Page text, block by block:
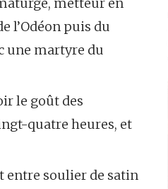
l’Odéon puis du
une martyre du
le goût des
quatre heures, et
entre soulier de satin